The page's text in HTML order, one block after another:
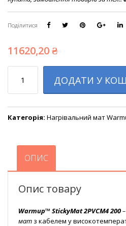
Поділитися
11620,20₴
ДОДАТИ У
Категорія: Нагрівальний мат
ОПИС
Опис товару
Warmup™ StickyMat 2PVCM4 200
мат з кабелем у